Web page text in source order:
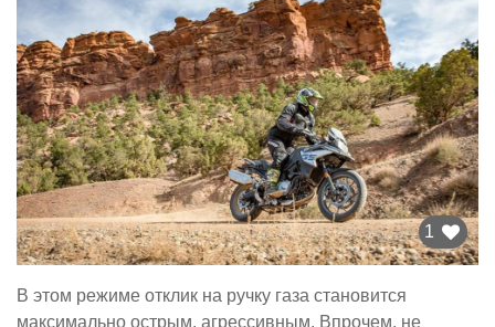
1
В этом режиме отклик на ручку газа становится
максимально острым, агрессивным. Впрочем, не